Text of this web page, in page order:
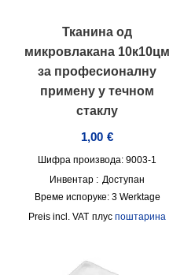
Тканина од
микровлакана 10к10цм
за професионалну
примену у течном
стаклу
1,00 €
Шифра производа: 9003-1
Инвентар : Доступан
Време испоруке: 3 Werktage
incl. VAT плус поштарина